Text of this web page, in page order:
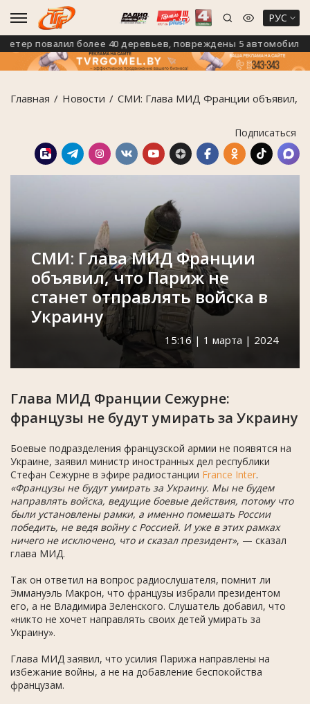
РУС
повалил более 40 деревьев, повреждены 5 автомобилей
Главная Новости СМИ: Глава МИД Франции объявил,
Подписаться
СМИ: Глава МИД Франции
объявил, что Париж не
станет отправлять войска в
Украину
15:16 | 1 марта | 2024
Глава МИД Франции Сежурне:
французы не будут умирать за Украину
Боевые подразделения французской армии не появятся на
Украине, заявил министр иностранных дел республики
Стефан Сежурне в эфире радиостанции France Inter.
«Французы не будут умирать за Украину. Мы не будем
направлять войска, ведущие боевые действия, потому что
были установлены рамки, а именно помешать России
победить, не ведя войну с Россией. И уже в этих рамках
ничего не исключено, что и сказал президент», — сказал
глава МИД.
Так он ответил на вопрос радиослушателя, помнит ли
Эммануэль Макрон, что французы избрали президентом
его, а не Владимира Зеленского. Слушатель добавил, что
«никто не хочет направлять своих детей умирать за
Украину».
Глава МИД заявил, что усилия Парижа направлены на
избежание войны, а не на добавление беспокойства
французам.